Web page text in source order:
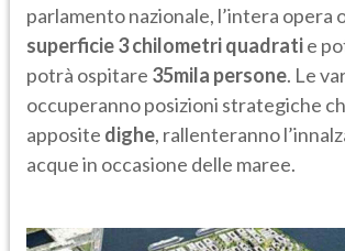
parlamento nazionale, l’intera opera
superficie 3 chilometri quadratie
potrà ospitare 35mila persone. Le
occuperanno posizioni strategiche
apposite dighe, rallenteranno
acque in occasione delle maree.